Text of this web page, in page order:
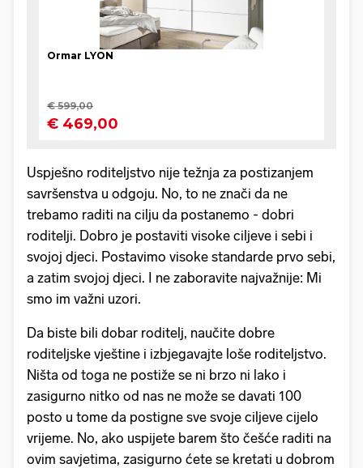
Uspješno roditeljstvo nije težnja za postizanjem
savršenstva u odgoju. No, to ne znači da ne
trebamo raditi na cilju da postanemo - dobri
roditelji. Dobro je postaviti visoke ciljeve i sebi i
svojoj djeci. Postavimo visoke standarde prvo sebi,
a zatim svojoj djeci. I ne zaboravite najvažnije: Mi
smo im važni uzori.
Da biste bili dobar roditelj, naučite dobre
roditeljske vještine i izbjegavajte loše roditeljstvo.
Ništa od toga ne postiže se ni brzo ni lako i
zasigurno nitko od nas ne može se davati 100
posto u tome da postigne sve svoje ciljeve cijelo
vrijeme. No, ako uspijete barem što češće raditi na
ovim savjetima, zasigurno ćete se kretati u dobrom